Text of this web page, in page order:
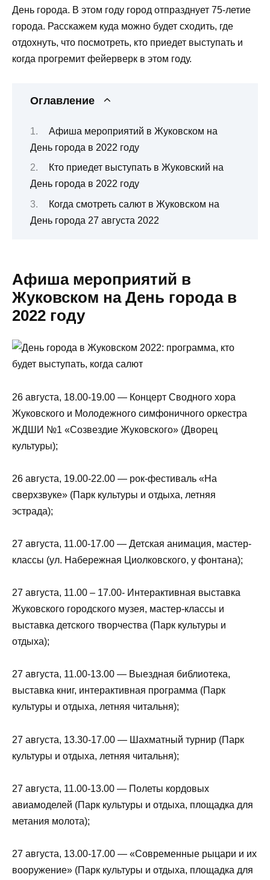
День города. В этом году город отпразднует 75-летие
города. Расскажем куда можно будет сходить, где
отдохнуть, что посмотреть, кто приедет выступать и
когда прогремит фейерверк в этом году.
Оглавление
Афиша мероприятий в Жуковском на
День города в 2022 году
Кто приедет выступать в Жуковский на
День города в 2022 году
Когда смотреть салют в Жуковском на
День города 27 августа 2022
Афиша мероприятий в
Жуковском на День города в
2022 году
26 августа, 18.00-19.00 — Концерт Сводного хора
Жуковского и Молодежного симфоничного оркестра
ЖДШИ №1 «Созвездие Жуковского» (Дворец
культуры);
26 августа, 19.00-22.00 — рок-фестиваль «На
сверхзвуке» (Парк культуры и отдыха, летняя
эстрада);
27 августа, 11.00-17.00 — Детская анимация, мастер-
классы (ул. Набережная Циолковского, у фонтана);
27 августа, 11.00 – 17.00- Интерактивная выставка
Жуковского городского музея, мастер-классы и
выставка детского творчества (Парк культуры и
отдыха);
27 августа, 11.00-13.00 — Выездная библиотека,
выставка книг, интерактивная программа (Парк
культуры и отдыха, летняя читальня);
27 августа, 13.30-17.00 — Шахматный турнир (Парк
культуры и отдыха, летняя читальня);
27 августа, 11.00-13.00 — Полеты кордовых
авиамоделей (Парк культуры и отдыха, площадка для
метания молота);
27 августа, 13.00-17.00 — «Современные рыцари и их
вооружение» (Парк культуры и отдыха, площадка для